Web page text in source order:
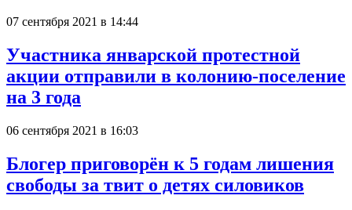
07 сентября 2021 в 14:44
Участника январской протестной
акции отправили в колонию-поселение
на 3 года
06 сентября 2021 в 16:03
Блогер приговорён к 5 годам лишения
свободы за твит о детях силовиков